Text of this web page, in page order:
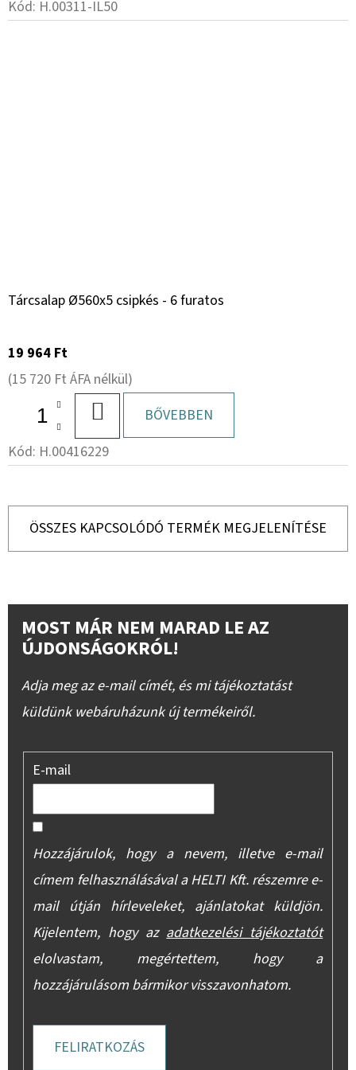
Kód: H.00311-IL50
Tárcsalap Ø560x5 csipkés - 6 furatos
19 964 Ft
(15 720 Ft ÁFA nélkül)
KOSÁRBABŐVEBBEN
Kód: H.00416229
ÖSSZES KAPCSOLÓDÓ TERMÉK MEGJELENÍTÉSE
MOST MÁR NEM MARAD LE AZ
ÚJDONSÁGOKRÓL!
Adja meg az e-mail címét, és mi tájékoztatást
küldünk webáruházunk új termékeiről.
E-mail
Hozzájárulok, hogy a nevem, illetve e-mail
címem felhasználásával a HELTI Kft. részemre e-
mail útján hírleveleket, ajánlatokat küldjön.
Kijelentem, hogy azadatkezelési tájékoztatót
elolvastam, megértettem, hogy a
hozzájárulásom bármikor visszavonhatom.
FELIRATKOZÁS